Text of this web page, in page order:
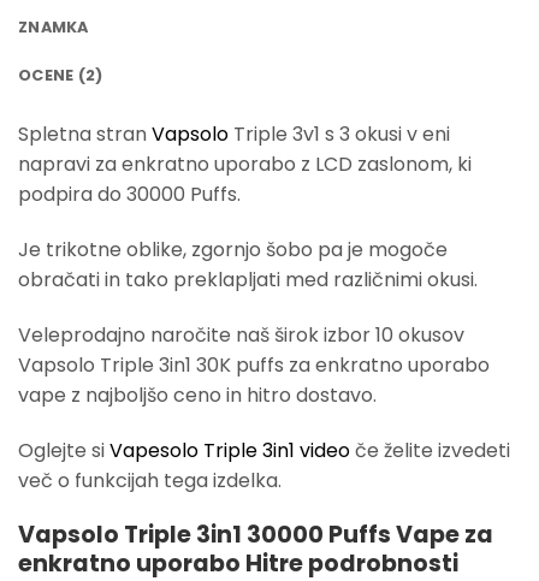
ZNAMKA
OCENE (2)
Spletna stranVapsolo Triple 3v1 s 3 okusi v eni
napravi za enkratno uporabo z LCD zaslonom, ki
podpira do 30000 Puffs.
Je trikotne oblike, zgornjo šobo pa je mogoče
obračati in tako preklapljati med različnimi okusi.
Veleprodajno naročite naš širok izbor 10 okusov
Vapsolo Triple 3in1 30K puffs za enkratno uporabo
vape z najboljšo ceno in hitro dostavo.
Oglejte siVapesolo Triple 3in1 videoče želite izvedeti
več o funkcijah tega izdelka.
Vapsolo Triple 3in1 30000 Puffs Vape za
enkratno uporabo Hitre podrobnosti